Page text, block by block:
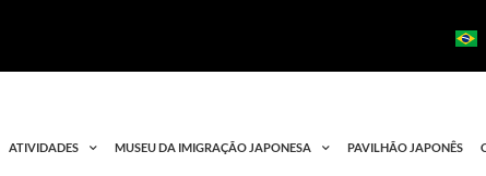
ATIVIDADES MUSEU DA IMIGRAÇÃO JAPONESA PAVILHÃO JAPONÊS